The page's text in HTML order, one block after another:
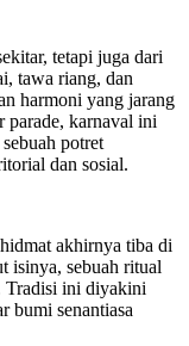
tetapi juga dari
tawa riang, dan
harmoni yang jarang
parade, karnaval ini
potret
dan sosial.
akhirnya tiba di
isinya, sebuah ritual
Tradisi ini diyakini
bumi senantiasa